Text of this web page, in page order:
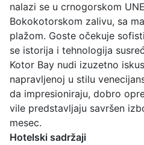
nalazi se u crnogorskom
Bokokotorskom zalivu, sa
plažom. Goste očekuje
se istorija i tehnologija
Kotor Bay nudi izuzetno
napravljenoj u stilu
da impresioniraju, dobro
vile predstavljaju savršen
mesec.
Hotelski sadržaji